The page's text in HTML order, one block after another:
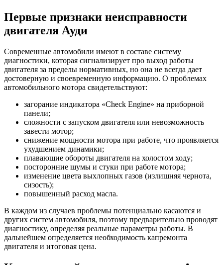
Первые признаки неисправности
двигателя Ауди
Современные автомобили имеют в составе систему
диагностики, которая сигнализирует про выход работы
двигателя за пределы нормативных, но она не всегда дает
достоверную и своевременную информацию. О проблемах
автомобильного мотора свидетельствуют:
загорание индикатора «Check Engine» на приборной
панели;
сложности с запуском двигателя или невозможность
завести мотор;
снижение мощности мотора при работе, что проявляется
ухудшением динамики;
плавающие обороты двигателя на холостом ходу;
посторонние шумы и стуки при работе мотора;
изменение цвета выхлопных газов (излишняя чернота,
сизость);
повышенный расход масла.
В каждом из случаев проблемы потенциально касаются и
других систем автомобиля, поэтому предварительно проводят
диагностику, определяя реальные параметры работы. В
дальнейшем определяется необходимость капремонта
двигателя и итоговая цена.